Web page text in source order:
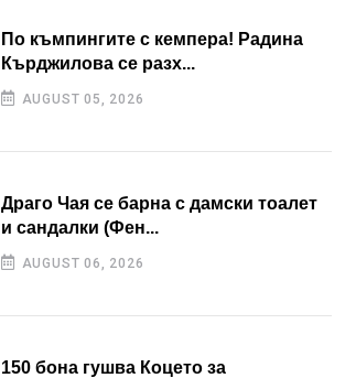
По къмпингите с кемпера! Радина
Кърджилова се разх...
AUGUST 05, 2026
Драго Чая се барна с дамски тоалет
и сандалки (Фен...
AUGUST 06, 2026
150 бона гушва Коцето за